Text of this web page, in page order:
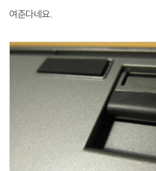
여준다네요.